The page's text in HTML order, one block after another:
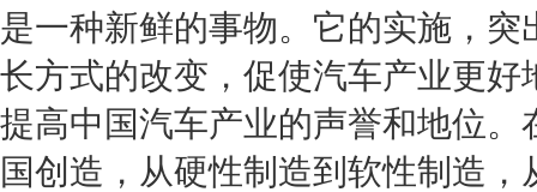
是一种新鲜的事物。它的实施，
长方式的改变，促使汽车产业更
提高中国汽车产业的声誉和地位
国创造，从硬性制造到软性制造